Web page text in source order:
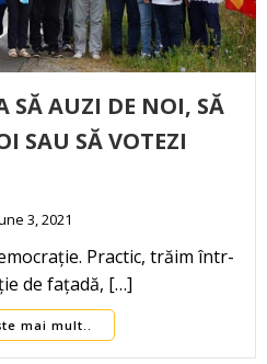
SĂ AUZI DE NOI, SĂ
SAU SĂ VOTEZI
3, 2021
Practic, trăim într-
de fațadă, […]
mai mult..